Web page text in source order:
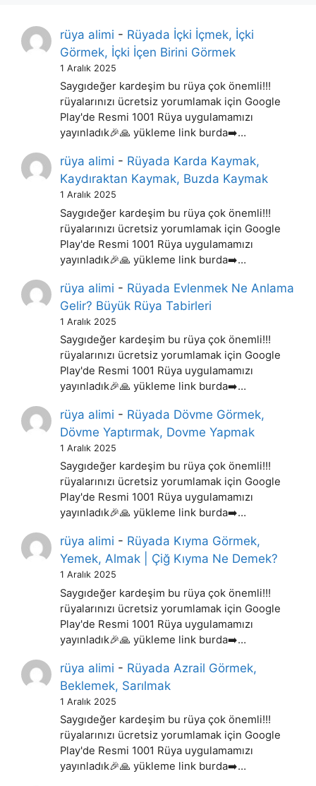
rüya alimi - Rüyada İçki İçmek, İçki
Görmek, İçki İçen Birini Görmek
1 Aralık 2025
Saygıdeğer kardeşim bu rüya çok önemli!!!
rüyalarınızı ücretsiz yorumlamak için Google
Play'de Resmi 1001 Rüya uygulamamızı
yayınladık🎉🙏 yükleme link burda➡️…
rüya alimi - Rüyada Karda Kaymak,
Kaydıraktan Kaymak, Buzda Kaymak
1 Aralık 2025
Saygıdeğer kardeşim bu rüya çok önemli!!!
rüyalarınızı ücretsiz yorumlamak için Google
Play'de Resmi 1001 Rüya uygulamamızı
yayınladık🎉🙏 yükleme link burda➡️…
rüya alimi - Rüyada Evlenmek Ne Anlama
Gelir? Büyük Rüya Tabirleri
1 Aralık 2025
Saygıdeğer kardeşim bu rüya çok önemli!!!
rüyalarınızı ücretsiz yorumlamak için Google
Play'de Resmi 1001 Rüya uygulamamızı
yayınladık🎉🙏 yükleme link burda➡️…
rüya alimi - Rüyada Dövme Görmek,
Dövme Yaptırmak, Dovme Yapmak
1 Aralık 2025
Saygıdeğer kardeşim bu rüya çok önemli!!!
rüyalarınızı ücretsiz yorumlamak için Google
Play'de Resmi 1001 Rüya uygulamamızı
yayınladık🎉🙏 yükleme link burda➡️…
rüya alimi - Rüyada Kıyma Görmek,
Yemek, Almak | Çiğ Kıyma Ne Demek?
1 Aralık 2025
Saygıdeğer kardeşim bu rüya çok önemli!!!
rüyalarınızı ücretsiz yorumlamak için Google
Play'de Resmi 1001 Rüya uygulamamızı
yayınladık🎉🙏 yükleme link burda➡️…
rüya alimi - Rüyada Azrail Görmek,
Beklemek, Sarılmak
1 Aralık 2025
Saygıdeğer kardeşim bu rüya çok önemli!!!
rüyalarınızı ücretsiz yorumlamak için Google
Play'de Resmi 1001 Rüya uygulamamızı
yayınladık🎉🙏 yükleme link burda➡️…